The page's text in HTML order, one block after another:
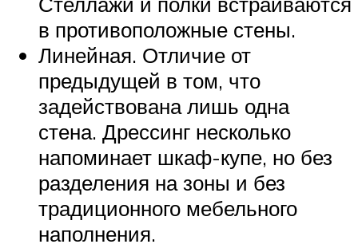
в противоположные стены.
Линейная. Отличие от
предыдущей в том, что
задействована лишь одна
стена. Дрессинг несколько
напоминает шкаф-купе, но без
разделения на зоны и без
традиционного мебельного
наполнения.